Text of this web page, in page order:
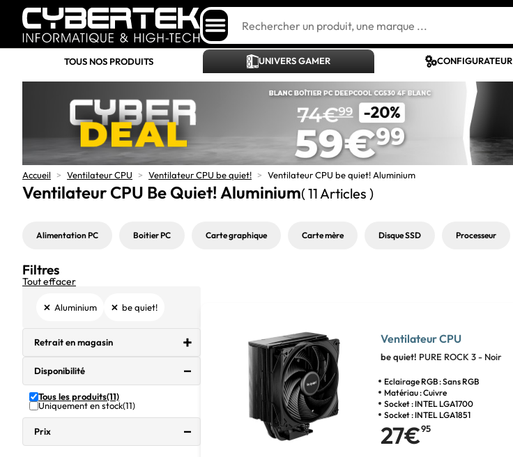
TOUS NOS PRODUITS UNIVERS GAMER CONFIGURATEUR
Accueil > Ventilateur CPU > Ventilateur CPU be quiet! > Ventilateur CPU be quiet! Aluminium
Ventilateur CPU Be Quiet! Aluminium( 11 Articles )
Alimentation PC Boitier PC Carte graphique Carte mère Disque SSD Processeur
Filtres
Tout effacer
× Aluminium × be quiet!
Retrait en magasin
Disponibilité
Tous les produits(11)
Uniquement en stock(11)
Prix
Ventilateur CPU
be quiet! PURE ROCK 3 - Noir
Eclairage RGB : Sans RGB
Matériau : Cuivre
Socket : INTEL LGA1700
Socket : INTEL LGA1851
27€95